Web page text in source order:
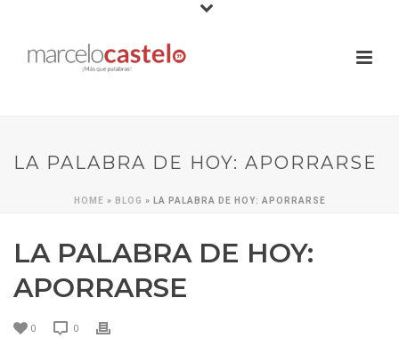
LA PALABRA DE HOY: APORRARSE
HOME » BLOG » LA PALABRA DE HOY: APORRARSE
LA PALABRA DE HOY:
APORRARSE
0 0